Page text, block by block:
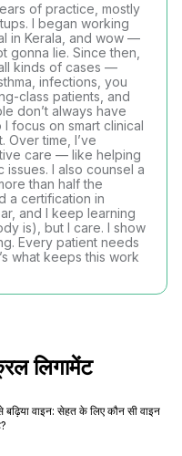
of practice, mostly
I began working
in Kerala, and wow —
gonna lie. Since then,
kinds of cases —
infections, you
class patients, and
don’t always have
focus on smart clinical
Over time, I’ve
care — like helping
I also counsel a
than half the
a certification in
and I keep learning
is), but I care. I show
Every patient needs
what keeps this work
लिगामेंट
बढ़िया वाइन: सेहत के लिए कौन सी वाइन